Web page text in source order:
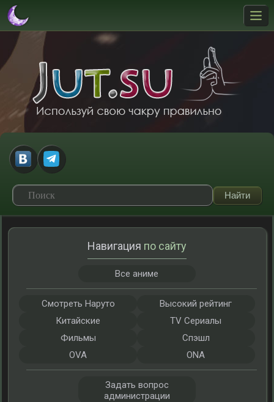
Навигация по сайту
Все аниме
Смотреть Наруто
Высокий рейтинг
Китайские
TV Сериалы
Фильмы
Спэшл
OVA
ONA
Задать вопрос
администрации